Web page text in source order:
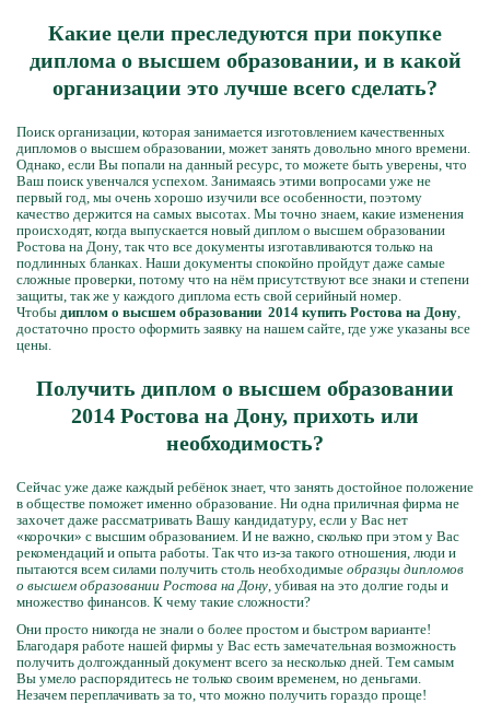
Какие цели преследуются при покупке
диплома о высшем образовании, и в какой
организации это лучше всего сделать?
Поиск организации, которая занимается изготовлением качественных
дипломов о высшем образовании, может занять довольно много времени.
Однако, если Вы попали на данный ресурс, то можете быть уверены, что
Ваш поиск увенчался успехом. Занимаясь этими вопросами уже не
первый год, мы очень хорошо изучили все особенности, поэтому
качество держится на самых высотах. Мы точно знаем, какие изменения
происходят, когда выпускается новый диплом о высшем образовании
Ростова на Дону, так что все документы изготавливаются только на
подлинных бланках. Наши документы спокойно пройдут даже самые
сложные проверки, потому что на нём присутствуют все знаки и степени
защиты, так же у каждого диплома есть свой серийный номер.
Чтобы диплом о высшем образовании 2014 купить Ростова на Дону,
достаточно просто оформить заявку на нашем сайте, где уже указаны все
цены.
Получить диплом о высшем образовании
2014 Ростова на Дону, прихоть или
необходимость?
Сейчас уже даже каждый ребёнок знает, что занять достойное положение
в обществе поможет именно образование. Ни одна приличная фирма не
захочет даже рассматривать Вашу кандидатуру, если у Вас нет
«корочки» с высшим образованием. И не важно, сколько при этом у Вас
рекомендаций и опыта работы. Так что из-за такого отношения, люди и
пытаются всем силами получить столь необходимые образцы дипломов
о высшем образовании Ростова на Дону, убивая на это долгие годы и
множество финансов. К чему такие сложности?
Они просто никогда не знали о более простом и быстром варианте!
Благодаря работе нашей фирмы у Вас есть замечательная возможность
получить долгожданный документ всего за несколько дней. Тем самым
Вы умело распорядитесь не только своим временем, но деньгами.
Незачем переплачивать за то, что можно получить гораздо проще!